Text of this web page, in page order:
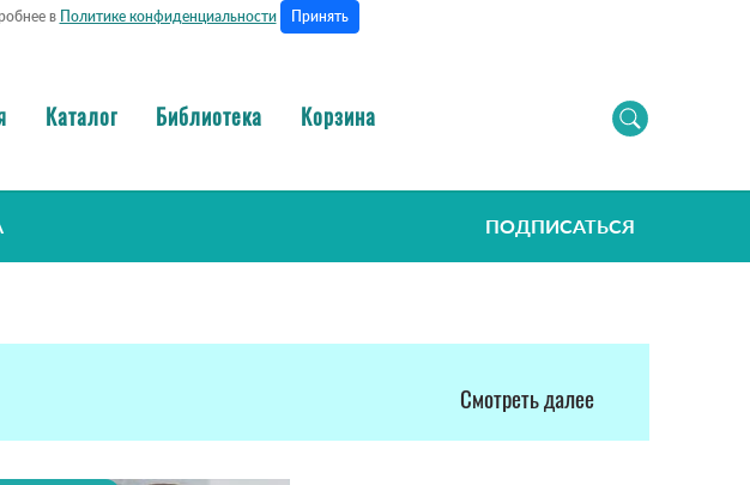
в Политике конфиденциальности Принять
Каталог Библиотека Корзина
ПОДПИСАТЬСЯ
Смотреть далее